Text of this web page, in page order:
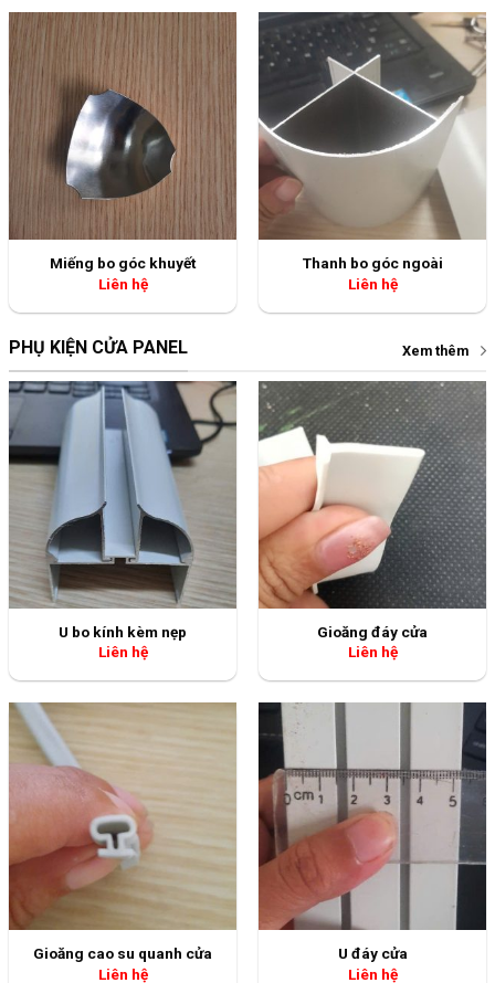
Miếng bo góc khuyết
Liên hệ
Thanh bo góc ngoài
Liên hệ
PHỤ KIỆN CỬA PANEL Xem thêm
U bo kính kèm nẹp
Liên hệ
Gioăng đáy cửa
Liên hệ
Gioăng cao su quanh cửa
U đáy cửa